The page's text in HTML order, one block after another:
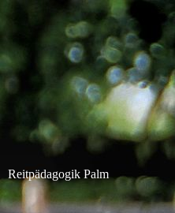
Reitpädagogik Palm